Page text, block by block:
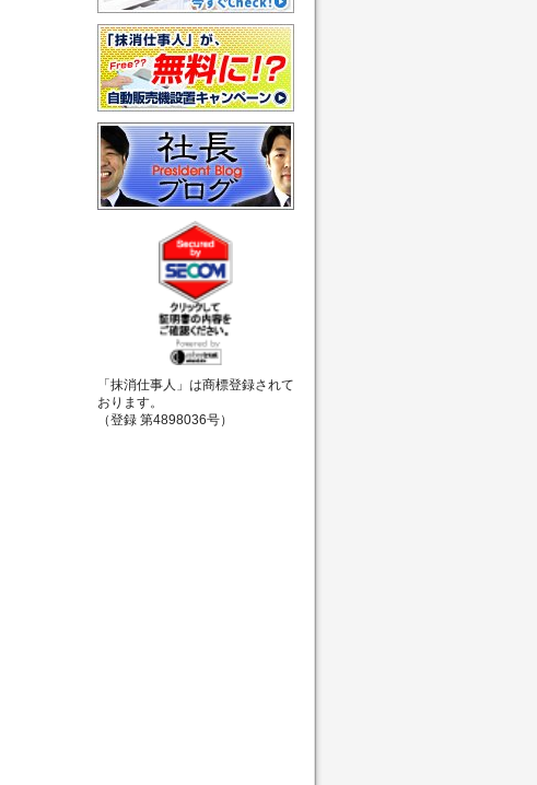
「抹消仕事人」は商標登録されて
おります。
（登録 第4898036号）